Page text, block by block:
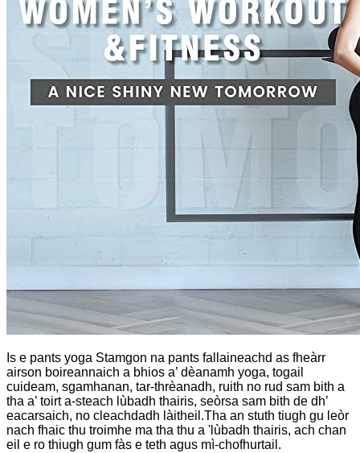
Is e pants yoga Stamgon na pants fallaineachd as fheàrr
airson boireannaich a bhios a’ dèanamh yoga, togail
cuideam, sgamhanan, tar-thrèanadh, ruith no rud sam bith a
tha a’ toirt a-steach lùbadh thairis, seòrsa sam bith de dh’
eacarsaich, no cleachdadh làitheil.Tha an stuth tiugh gu leòr
nach fhaic thu troimhe ma tha thu a 'lùbadh thairis, ach chan
eil e ro thiugh gum fàs e teth agus mì-chofhurtail.